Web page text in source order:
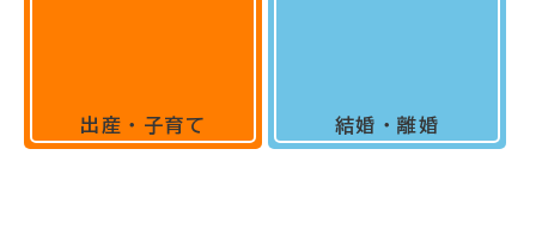
出産・子育て 結婚・離婚